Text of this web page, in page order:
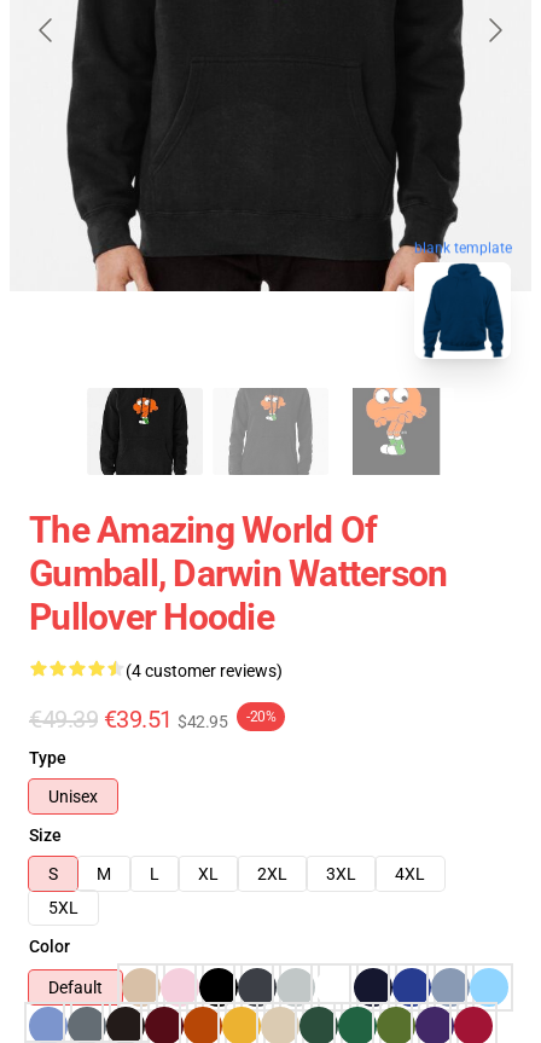
blank template
The Amazing World Of
Gumball, Darwin Watterson
Pullover Hoodie
(4 customer reviews)
€49.39 €39.51 $42.95 -20%
Type
Unisex
Size
S
M L XL 2XL 3XL
4XL
5XL
Color
Default